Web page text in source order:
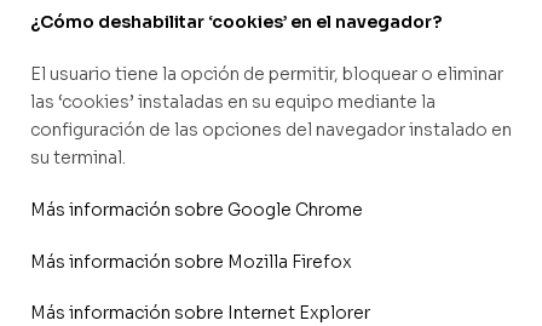
¿Cómo deshabilitar ‘cookies’ en el navegador?
El usuario tiene la opción de permitir, bloquear o eliminar
las ‘cookies’ instaladas en su equipo mediante la
configuración de las opciones del navegador instalado en
su terminal.
Más información sobre Google Chrome
Más información sobre Mozilla Firefox
Más información sobre Internet Explorer